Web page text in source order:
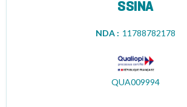
SSINA
NDA : 11788782178
QUA009994